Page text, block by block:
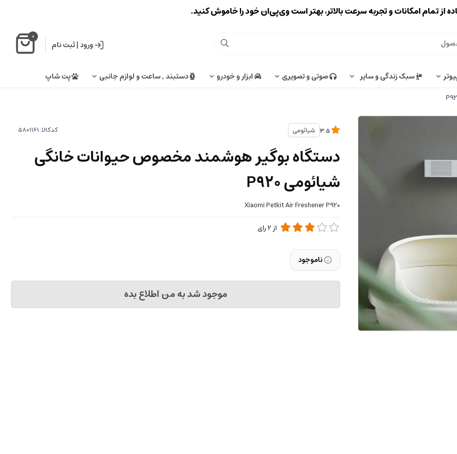
از تمام امکانات و تجربه سرعت بالاتر، بهتر است وی‌پی‌ان خود را خاموش کنید.
ورود|ثبت نام
0
سبک زندگی و سایر صوتی و تصویری ابزار و خودرو دستبند , ساعت و لوازم جانبی پت شاپ
شیائومی کدکالا:
دستگاه بوگیر هوشمند مخصوص حیوانات خانگی
شیائومی P920
Xiaomi Petkit Air Freshener P920
از2رای
ناموجود
موجود شد به من اطلاع بده